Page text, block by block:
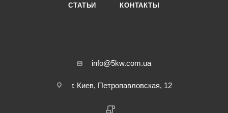
СТАТЬИ КОНТАКТЫ
info@5kw.com.ua
г. Киев, Петропавловская, 12